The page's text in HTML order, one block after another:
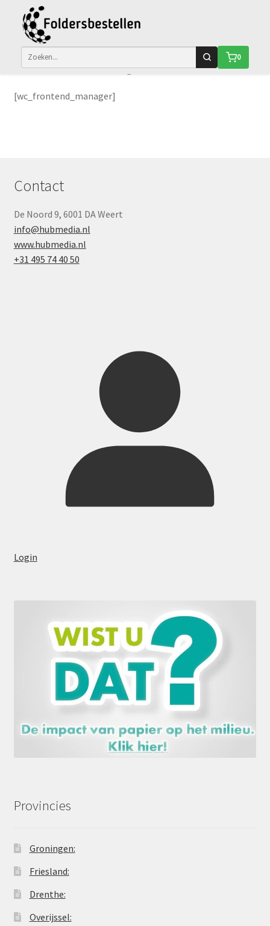
Ga
door
Ga
naar
0
Store Manager
[wc_frontend_manager]
Contact
De Noord 9, 6001 DA Weert
info@hubmedia.nl
www.hubmedia.nl
+31 495 74 40 50
Login
Provincies
Groningen:
Friesland:
Drenthe:
Overijssel: